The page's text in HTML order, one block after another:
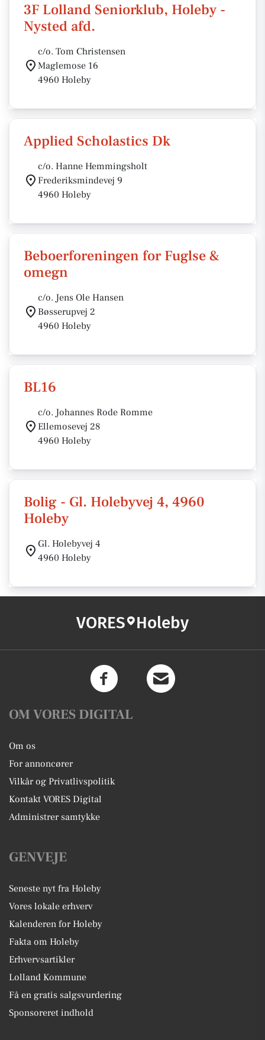
3F Lolland Seniorklub, Holeby -
Nysted afd.
c/o. Tom Christensen
Maglemose 16
4960 Holeby
Applied Scholastics Dk
c/o. Hanne Hemmingsholt
Frederiksmindevej 9
4960 Holeby
Beboerforeningen for Fuglse &
omegn
c/o. Jens Ole Hansen
Bøsserupvej 2
4960 Holeby
BL16
c/o. Johannes Rode Romme
Ellemosevej 28
4960 Holeby
Bolig - Gl. Holebyvej 4, 4960
Holeby
Gl. Holebyvej 4
4960 Holeby
VORES Holeby
OM VORES DIGITAL
Om os
For annoncører
Vilkår og Privatlivspolitik
Kontakt VORES Digital
Administrer samtykke
GENVEJE
Seneste nyt fra Holeby
Vores lokale erhverv
Kalenderen for Holeby
Fakta om Holeby
Erhvervsartikler
Lolland Kommune
Få en gratis salgsvurdering
Sponsoreret indhold